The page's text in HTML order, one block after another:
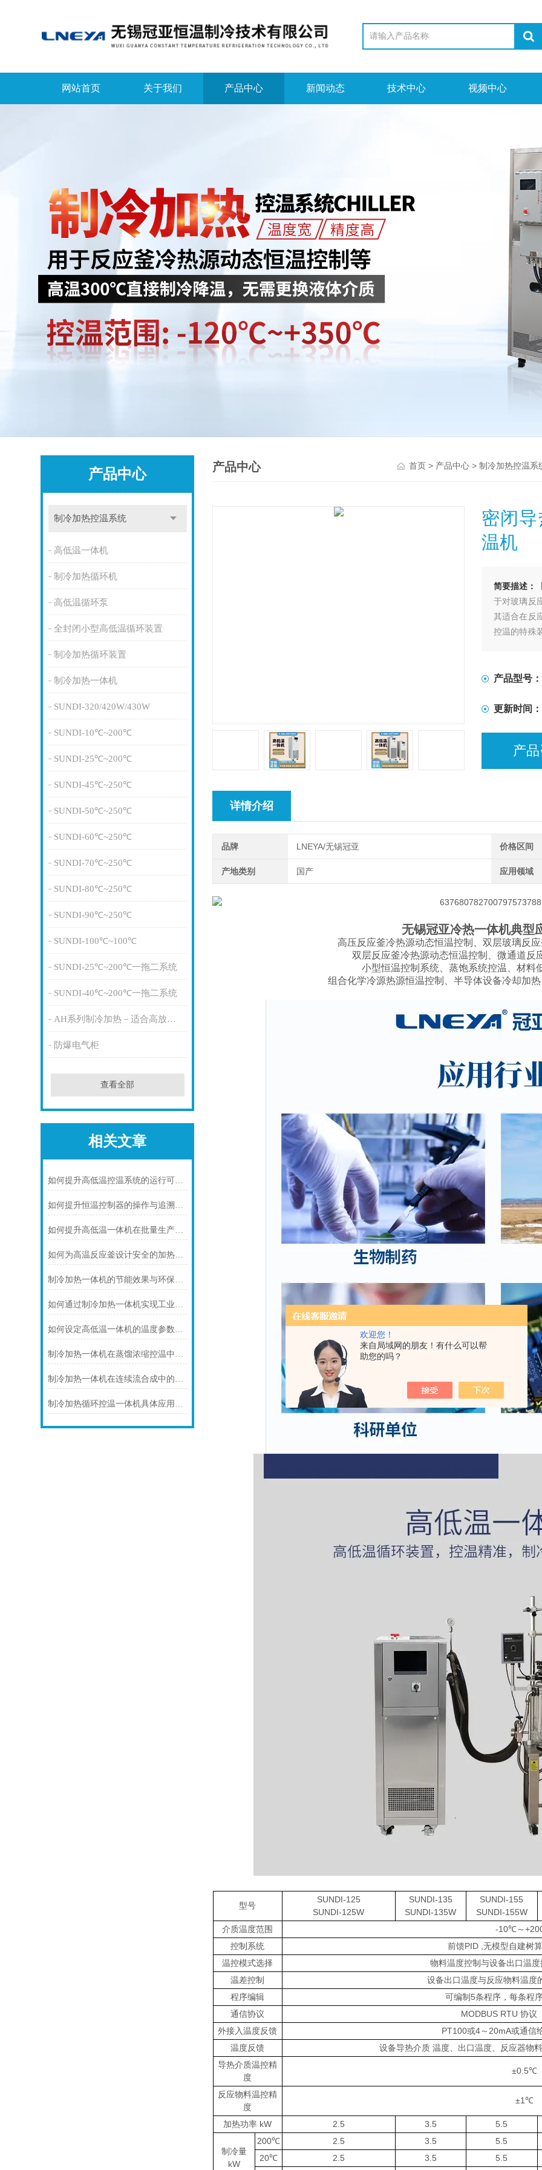
欢迎您！
来自局域网的朋友！有什么可以帮
助您的吗？
网站首页 关于我们 产品中心 新闻动态 技术中心 视频中心
产品中心
制冷加热控温系统
高低温一体机
制冷加热循环机
高低温循环泵
全封闭小型高低温循环装置
制冷加热循环装置
制冷加热一体机
SUNDI-320/420W/430W
SUNDI-10℃~200℃
SUNDI-25℃~200℃
SUNDI-45℃~250℃
SUNDI-50℃~250℃
SUNDI-60℃~250℃
SUNDI-70℃~250℃
SUNDI-80℃~250℃
SUNDI-90℃~250℃
SUNDI-100℃~100℃
SUNDI-25℃~200℃一拖二系统
SUNDI-40℃~200℃一拖二系统
AH系列制冷加热－适合高放热量
防爆电气柜
查看全部
相关文章
如何提升高低温控温系统的运行可靠性
如何提升恒温控制器的操作与追溯效率
如何提升高低温一体机在批量生产中的适配性
如何为高温反应釜设计安全的加热系统
制冷加热一体机的节能效果与环保优势概述
如何通过制冷加热一体机实现工业反应的准确温度控制
如何设定高低温一体机的温度参数以提升准确性
制冷加热一体机在蒸馏浓缩控温中的核心应用
制冷加热一体机在连续流合成中的连续化控温应用
制冷加热循环控温一体机具体应用场景及技术解析
产品中心 首页> 产品中心> 制冷加热控温系
密闭
温机
简要描述：
于对玻璃反
其适合在反
控温的特殊
产品型号：
更新时间：
产
详情介绍
品牌 LNEYA/无锡冠亚 价格区间
产地类别 国产 应用领域
无锡冠亚冷热一体机典型
高压反应釜冷热源动态恒温控制、双层玻璃反
双层反应釜冷热源动态恒温控制、微通道反
小型恒温控制系统、蒸饱系统控温、材料
组合化学冷源热源恒温控制、半导体设备冷却加
型号
SUNDI-125
SUNDI-125W
SUNDI-135
SUNDI-135W
SUNDI-155
SUNDI-155W
介质温度范围
-10℃～
控制系统
前馈PID ,无模型自建树
温控模式选择
物料温度控制与设备出口温
温差控制
设备出口温度与反应物料温度
程序编辑
可编制5条程序，每条程
通信协议
MODBUS RTU 协议
外接入温度反馈
PT100或4～20mA或通信
温度反馈
设备导热介质 温度、出口温度、反应器物
导热介质温控精
度
±0.5℃
反应物料温控精
度
±1℃
加热功率 kW 2.5 3.5 5.5
制冷量
kW
200℃ 2.5 3.5
5.5
20℃
2.5 3.5 5.5